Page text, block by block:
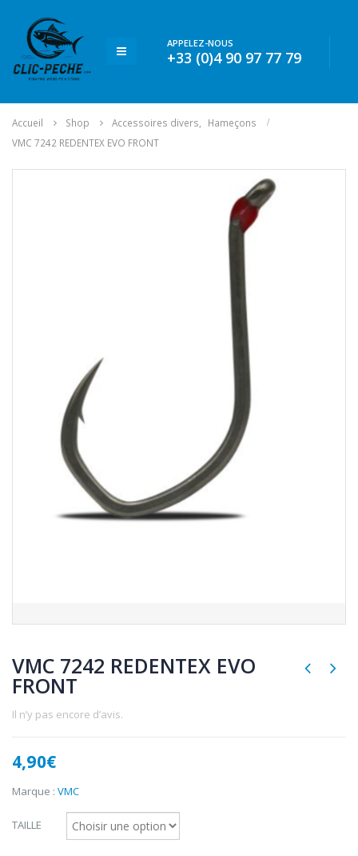
APPELEZ-NOUS
+33 (0)4 90 97 77 79
Accueil Shop Accessoires divers
Hameçons
VMC 7242 REDENTEX EVO FRONT
VMC 7242 REDENTEX EVO
FRONT
Il n’y pas encore d’avis.
4,90€
Marque : VMC
TAILLE